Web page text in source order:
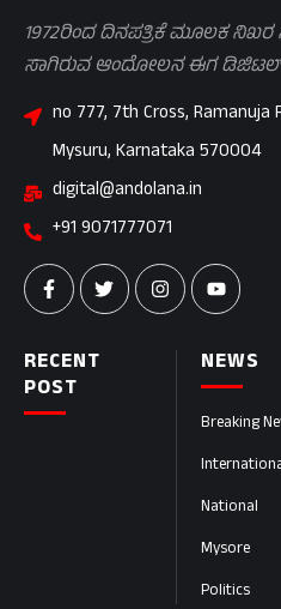
NEWS
Breaking
National
Mysore
Politics
RECENT
POST
1972ರಿಂದ ದಿನಪತ್ರಿಕೆ ಮೂಲಕ ನಿಖರ
ಸಾಗಿರುವ ಆಂದೋಲನ ಈಗ
no 777, 7th Cross, Ramanuja
Mysuru, Karnataka 570004
digital@andolana.in
+91 9071777071